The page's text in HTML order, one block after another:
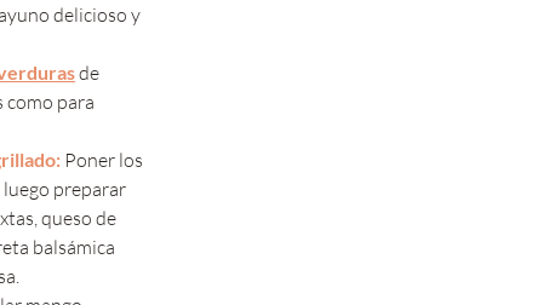
delicioso y
de
como para
Poner los
luego preparar
queso de
balsámica